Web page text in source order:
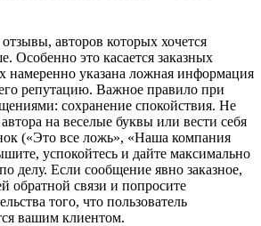
авторов которых хочется
Особенно это касается заказных
намеренно указана ложная информация
репутацию. Важное правило при
сохранение спокойствия. Не
на веселые буквы или вести себя
(«Это все ложь», «Наша компания
успокойтесь и дайте максимально
делу. Если сообщение явно заказное,
обратной связи и попросите
того, что пользователь
вашим клиентом.